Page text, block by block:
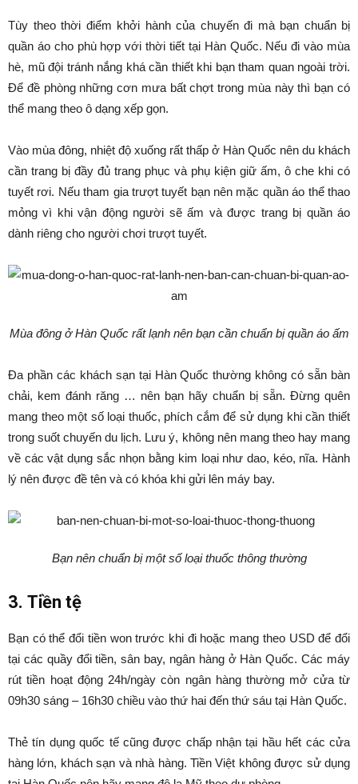
Tùy theo thời điểm khởi hành của chuyến đi mà bạn chuẩn bị
quần áo cho phù hợp với thời tiết tại Hàn Quốc. Nếu đi vào mùa
hè, mũ đội tránh nắng khá cần thiết khi bạn tham quan ngoài trời.
Để đề phòng những cơn mưa bất chợt trong mùa này thì bạn có
thể mang theo ô dạng xếp gọn.
Vào mùa đông, nhiệt độ xuống rất thấp ở Hàn Quốc nên du khách
cần trang bị đầy đủ trang phục và phụ kiện giữ ấm, ô che khi có
tuyết rơi. Nếu tham gia trượt tuyết bạn nên mặc quần áo thể thao
mỏng vì khi vận động người sẽ ấm và được trang bị quần áo
dành riêng cho người chơi trượt tuyết.
Mùa đông ở Hàn Quốc rất lạnh nên bạn cần chuẩn bị quần áo ấm
Đa phần các khách sạn tại Hàn Quốc thường không có sẵn bàn
chải, kem đánh răng … nên bạn hãy chuẩn bị sẵn. Đừng quên
mang theo một số loại thuốc, phích cắm để sử dụng khi cần thiết
trong suốt chuyến du lịch. Lưu ý, không nên mang theo hay mang
về các vật dụng sắc nhọn bằng kim loại như dao, kéo, nĩa. Hành
lý nên được đề tên và có khóa khi gửi lên máy bay.
Bạn nên chuẩn bị một số loại thuốc thông thường
3. Tiền tệ
Bạn có thể đổi tiền won trước khi đi hoặc mang theo USD để đổi
tại các quầy đổi tiền, sân bay, ngân hàng ở Hàn Quốc. Các máy
rút tiền hoạt động 24h/ngày còn ngân hàng thường mở cửa từ
09h30 sáng – 16h30 chiều vào thứ hai đến thứ sáu tại Hàn Quốc.
Thẻ tín dụng quốc tế cũng được chấp nhận tại hầu hết các cửa
hàng lớn, khách sạn và nhà hàng. Tiền Việt không được sử dụng